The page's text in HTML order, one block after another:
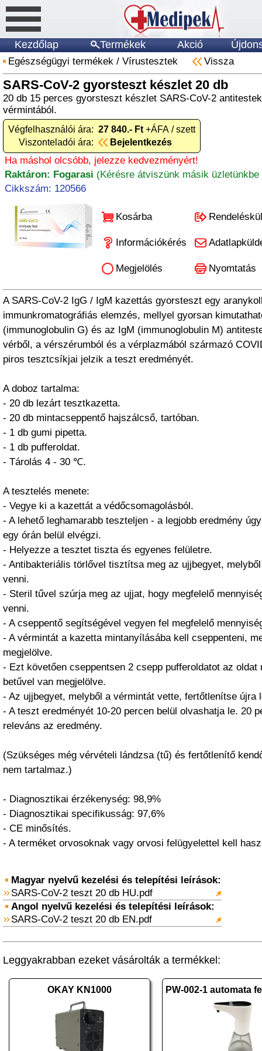
Kezdőlap Termékek Akció
Egészségügyi termékek / Vírustesztek Vissza
SARS-CoV-2 gyorsteszt készlet 20 db
20 db 15 perces gyorsteszt készlet SARS-CoV-2
vérmintából.
Végfelhasználói ára: 27 840.- Ft +ÁFA / szett
Viszonteladói ára:
Bejelentkezés
Ha máshol olcsóbb, jelezze kedvezményért!
Raktáron: Fogarasi (Kérésre átviszünk másik üzletünkbe
Cikkszám: 120566
Kosárba
Információkérés
Megjelölés Nyomtatás
A SARS-CoV-2 IgG / IgM kazettás gyorsteszt egy
immunkromatográfiás elemzés, mellyel gyorsan
(immunoglobulin G) és az IgM (immunoglobulin M)
vérből, a vérszérumból és a vérplazmából származó
piros tesztcsíkjai jelzik a teszt eredményét.
A doboz tartalma:
- 20 db lezárt tesztkazetta.
- 20 db mintacseppentő hajszálcső, tartóban.
- 1 db gumi pipetta.
- 1 db pufferoldat.
- Tárolás 4 - 30 ℃.
A tesztelés menete:
- Vegye ki a kazettát a védőcsomagolásból.
- A lehető leghamarabb teszteljen - a legjobb eredmény
egy órán belül elvégzi.
- Helyezze a tesztet tiszta és egyenes felületre.
- Antibakteriális törlővel tisztítsa meg az ujjbegyet,
venni.
- Steril tűvel szúrja meg az ujjat, hogy megfelelő
venni.
- A cseppentő segítségével vegyen fel megfelelő
- A vérmintát a kazetta mintanyílásába kell cseppenteni,
megjelölve.
- Ezt követően cseppentsen 2 csepp pufferoldatot az oldat
betűvel van megjelölve.
- Az ujjbegyet, melyből a vérmintát vette, fertőtlenítse újra
- A teszt eredményét 10-20 percen belül olvashatja le. 20
releváns az eredmény.
(Szükséges még vérvételi lándzsa (tű) és fertőtlenítő
nem tartalmaz.)
- Diagnosztikai érzékenység: 98,9%
- Diagnosztikai specifikusság: 97,6%
- CE minősítés.
- A terméket orvosoknak vagy orvosi felügyelettel kell
Magyar nyelvű kezelési és telepítési leírások:
SARS-CoV-2 teszt 20 db HU.pdf
Angol nyelvű kezelési és telepítési leírások:
SARS-CoV-2 teszt 20 db EN.pdf
Leggyakrabban ezeket vásárolták a termékkel:
OKAY KN1000